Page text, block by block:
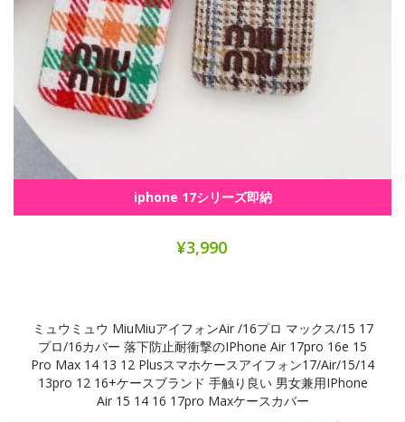
iphone 17シリーズ即納
¥3,990
ミュウミュウ MiuMiuアイフォンAir /16プロ マックス/15 17
プロ/16カバー 落下防止耐衝撃のiPhone Air 17pro 16e 15
Pro Max 14 13 12 Plusスマホケースアイフォン17/air/15/14
13pro 12 16+ケースブランド 手触り良い 男女兼用iPhone
Air 15 14 16 17pro Maxケースカバー